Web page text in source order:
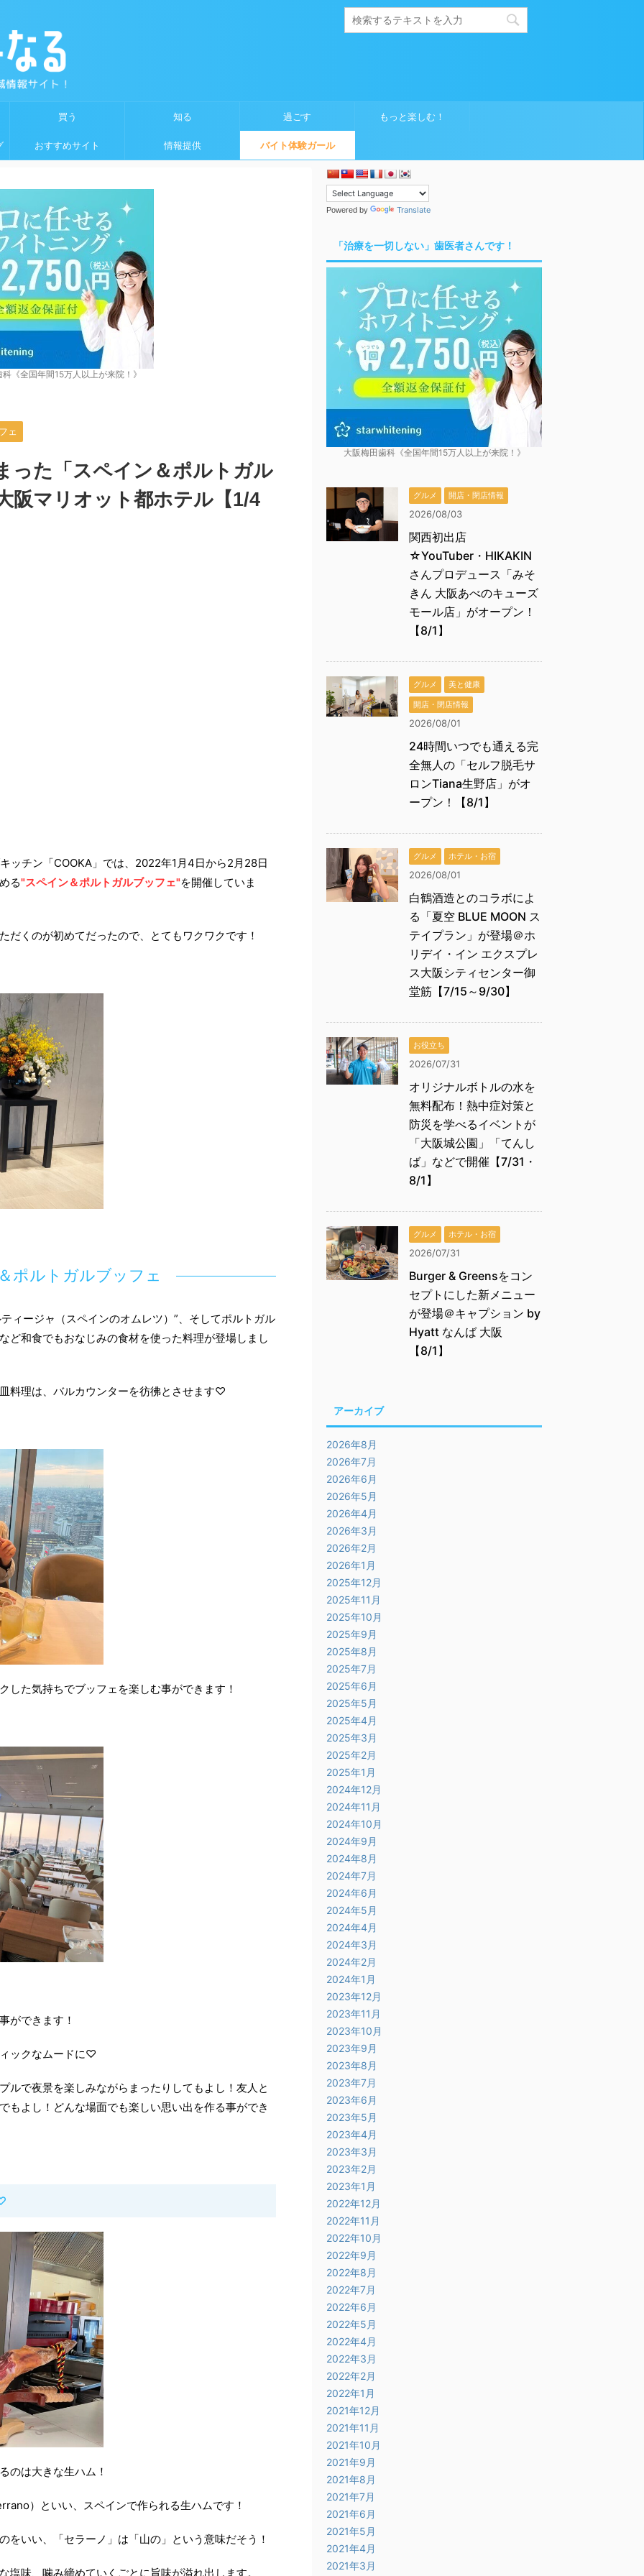
買う 知る 過ごす もっと楽しむ！
おすすめサイト 情報提供 バイト体験ガール
《全国年間15万人以上が来院！》
ェ
った「スペイン＆ポルトガル
阪マリオット都ホテル【1/4
ッチン「COOKA」では、2022年1月4日から2月28日
る"スペイン＆ポルトガルブッフェ"を開催していま
だくのが初めてだったので、とてもワクワクです！
ポルトガルブッフェ
ィージャ（スペインのオムレツ）”、そしてポルトガル
ど和食でもおなじみの食材を使った料理が登場しまし
料理は、バルカウンターを彷彿とさせます♡
した気持ちでブッフェを楽しむ事ができます！
ができます！
ックなムードに♡
ルで夜景を楽しみながらまったりしてもよし！友人と
もよし！どんな場面でも楽しい思い出を作る事ができ
のは大きな生ハム！
）といい、スペインで作られる生ハムです！
をいい、「セラーノ」は「山の」という意味だそう！
塩味、噛み締めていくごとに旨味が溢れ出します。
Powered by Translate
「治療を一切しない」歯医者さんです！
大阪梅田歯科《全国年間15万人以上が来院！》
グルメ 開店・閉店情報
2026/08/03
関西初出店
☆YouTuber・HIKAKIN
さんプロデュース「みそ
きん 大阪あべのキューズ
モール店」がオープン！
【8/1】
グルメ
美と健康
開店・閉店情報
2026/08/01
24時間いつでも通える完
全無人の「セルフ脱毛サ
ロンTiana生野店」がオ
ープン！【8/1】
グルメ ホテル・お宿
2026/08/01
白鶴酒造とのコラボによ
る「夏空 BLUE MOON ス
テイプラン」が登場＠ホ
リデイ・イン エクスプレ
ス大阪シティセンター御
堂筋【7/15～9/30】
お役立ち
2026/07/31
オリジナルボトルの水を
無料配布！熱中症対策と
防災を学べるイベントが
「大阪城公園」「てんし
ば」などで開催【7/31・
8/1】
グルメ ホテル・お宿
2026/07/31
Burger & Greensをコン
セプトにした新メニュー
が登場＠キャプション by
Hyatt なんば 大阪
【8/1】
アーカイブ
2026年8月
2026年7月
2026年6月
2026年5月
2026年4月
2026年3月
2026年2月
2026年1月
2025年12月
2025年11月
2025年10月
2025年9月
2025年8月
2025年7月
2025年6月
2025年5月
2025年4月
2025年3月
2025年2月
2025年1月
2024年12月
2024年11月
2024年10月
2024年9月
2024年8月
2024年7月
2024年6月
2024年5月
2024年4月
2024年3月
2024年2月
2024年1月
2023年12月
2023年11月
2023年10月
2023年9月
2023年8月
2023年7月
2023年6月
2023年5月
2023年4月
2023年3月
2023年2月
2023年1月
2022年12月
2022年11月
2022年10月
2022年9月
2022年8月
2022年7月
2022年6月
2022年5月
2022年4月
2022年3月
2022年2月
2022年1月
2021年12月
2021年11月
2021年10月
2021年9月
2021年8月
2021年7月
2021年6月
2021年5月
2021年4月
2021年3月